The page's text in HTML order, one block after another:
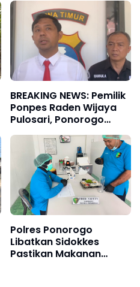
dan Amankan 5 Motor
Curian
BREAKING NEWS: Pemilik
Ponpes Raden Wijaya
Pulosari, Ponorogo
Resmi Tersangka Kasus
Asusila terhadap 11
Santri
Polres Ponorogo
Libatkan Sidokkes
Pastikan Makanan